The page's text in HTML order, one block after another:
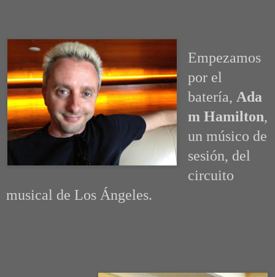
Empezamos
por el
batería, Ada
m Hamilton,
un músico de
sesión, del
circuito
musical de Los Ángeles.